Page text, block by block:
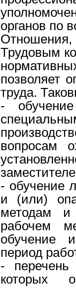
органов по
Трудовым
позволяет
труда.
-
вопросам
- обучение
и (или)
методам и
рабочем
обучение
период
-
которых